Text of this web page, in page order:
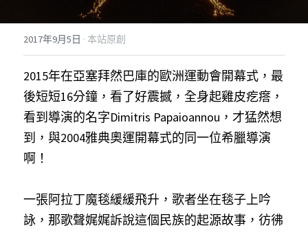
關於我們
臉書粉專
聯絡我們
Facebook
2017年9月5日 · 本站原創
2015年在亞塞拜然巴庫的歐洲運動會開幕式，最
後短短16分鐘，看了好震撼，全身起雞皮疙瘩，
看到導演的名字Dimitris Papaioannou，才猛然想
到，與2004雅典奧運開幕式的同一位希臘導演
啊！
一張阿拉丁魔毯緩緩飛升，歌者坐在毯子上吟
詠，那歌聲娓娓訴說這個民族的起源故事，彷彿